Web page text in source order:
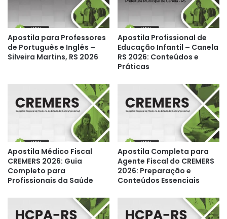
Apostila para Professores
de Português e Inglês –
Silveira Martins, RS 2026
Apostila Profissional de
Educação Infantil – Canela
RS 2026: Conteúdos e
Práticas
Apostila Médico Fiscal
CREMERS 2026: Guia
Completo para
Profissionais da Saúde
Apostila Completa para
Agente Fiscal do CREMERS
2026: Preparação e
Conteúdos Essenciais